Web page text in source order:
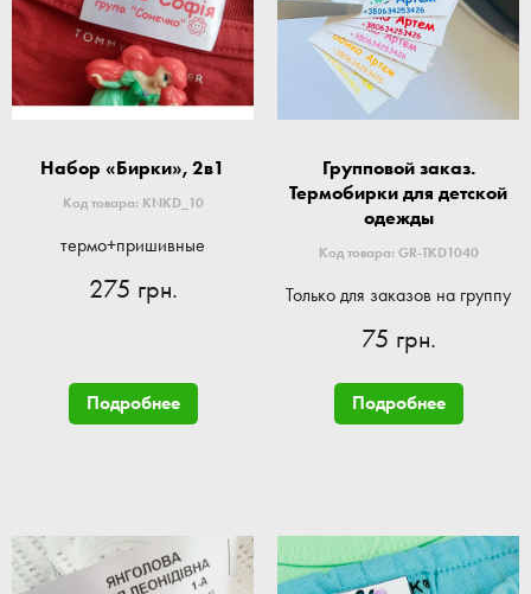
Набор «Бирки», 2в1
Код товара: KNKD_10
термо+пришивные
275 грн.
Подробнее
Групповой заказ.
Термобирки для детской
одежды
Код товара: GR-TKD1040
Только для заказов на группу
75 грн.
Подробнее